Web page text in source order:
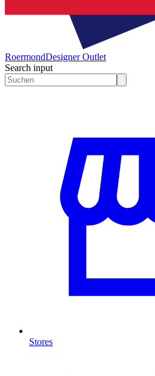
RoermondDesigner Outlet
Search input
Stores